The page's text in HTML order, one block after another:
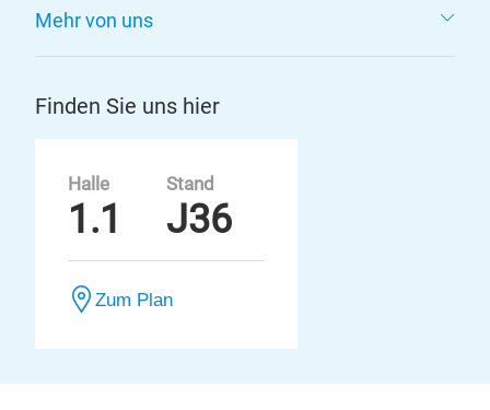
Mehr von uns
Finden Sie uns hier
Halle
1.1
Stand
J36
Zum Plan